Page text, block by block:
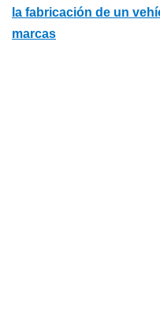
la fabricación de un
marcas